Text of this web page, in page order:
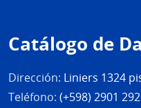
de
página
Catálogo de
Dirección: Liniers 1324
Teléfono: (+598) 2901